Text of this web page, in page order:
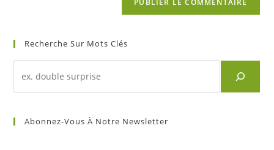
Recherche Sur Mots Clés
Abonnez-Vous À Notre Newsletter